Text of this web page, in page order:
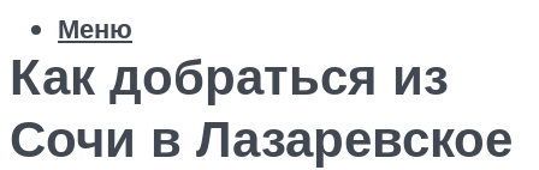
Меню
Как добраться из
Сочи в Лазаревское